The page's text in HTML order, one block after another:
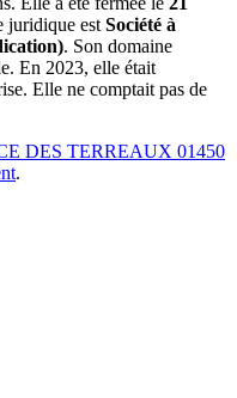
juridique est Société à
. Son domaine
. En 2023, elle était
Elle ne comptait pas de
DES TERREAUX 01450
.